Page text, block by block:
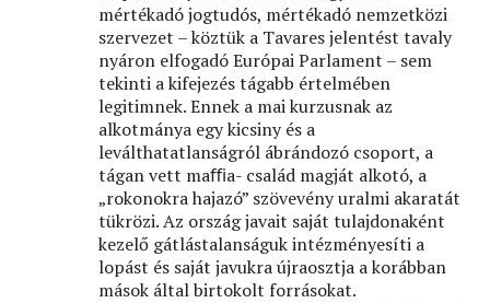
mértékadó jogtudós, mértékadó nemzetközi
szervezet – köztük a Tavares jelentést tavaly
nyáron elfogadó Európai Parlament – sem
tekinti a kifejezés tágabb értelmében
legitimnek. Ennek a mai kurzusnak az
alkotmánya egy kicsiny és a
leválthatatlanságról ábrándozó csoport, a
tágan vett maﬃa- család magját alkotó, a
„rokonokra hajazó” szövevény uralmi akaratát
tükrözi. Az ország javait saját tulajdonaként
kezelő gátlástalanságuk intézményesíti a
lopást és saját javukra újraosztja a korábban
mások által birtokolt forrásokat.